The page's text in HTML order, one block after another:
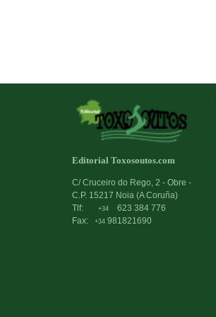
Editorial Toxosoutos.com
C/ Cruceiro do Rego, 2 - Obre -
C.P. 15217 Noia (A Coruña)
Tlf:
+34
623 384 776
Fax:
+34 981821690